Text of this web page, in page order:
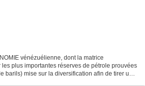
vénézuélienne, dont la matrice
plus importantes réserves de pétrole prouvées
barils) mise sur la diversification afin de tirer un